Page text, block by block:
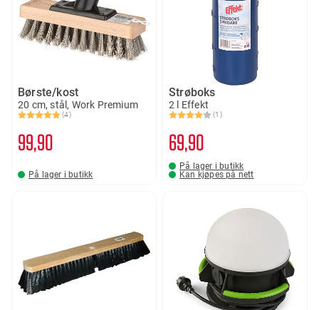
Børste/kost
20 cm, stål, Work Premium
Karakter:
(4)
5.0 av 5 mulige
99 90
På lager i butikk
Strøboks
2 l Effekt
Karakter:
(1)
4.0 av 5 mulige
69 90
På lager i butikk
Kan kjøpes på nett